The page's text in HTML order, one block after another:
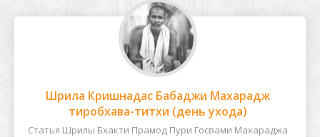
Шрила Кришнадас Бабаджи Махарадж
тиробхава-титхи (день ухода)
Статья Шрилы Бхакти Прамод Пури Госвами Махараджа